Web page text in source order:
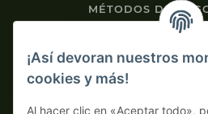
MÉTODOS DE
Pago por adelantado con
¡Así devoran nuestros
cookies y más!
Al hacer clic en «Aceptar todo»,